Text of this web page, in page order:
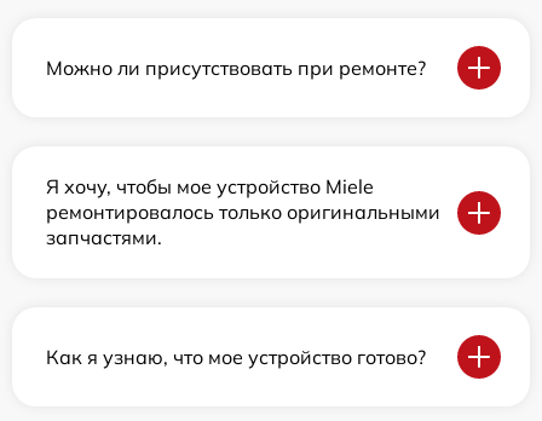
Можно ли присутствовать при ремонте?
Я хочу, чтобы мое устройство Miele
ремонтировалось только оригинальными
запчастями.
Как я узнаю, что мое устройство готово?